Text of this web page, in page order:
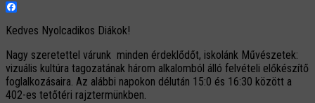
Kedves Nyolcadikos Diákok!
Nagy szeretettel várunk minden érdeklődőt, iskolánk Művészetek:
vizuális kultúra tagozatának három alkalomból álló felvételi előkészítő
foglalkozásaira. Az alábbi napokon délután 15:0 és 16:30 között a
402-es tetőtéri rajztermünkben.